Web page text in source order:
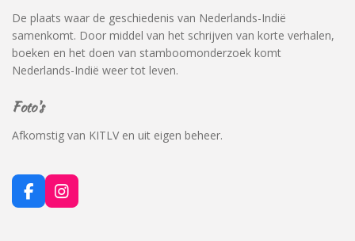
De plaats waar de geschiedenis van Nederlands-Indië
samenkomt. Door middel van het schrijven van korte verhalen,
boeken en het doen van stamboomonderzoek komt
Nederlands-Indië weer tot leven.
Foto's
Afkomstig van KITLV en uit eigen beheer.
F
a
I
n